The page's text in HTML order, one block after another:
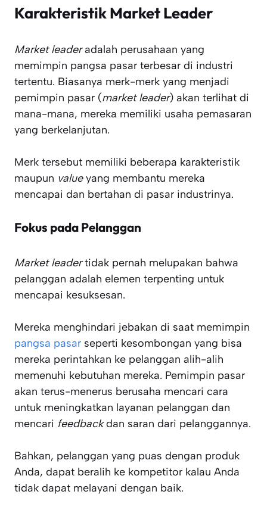
Karakteristik Market Leader
Market leaderadalah perusahaan yang
memimpin pangsa pasar terbesar di industri
tertentu. Biasanya merk-merk yang menjadi
pemimpin pasar (market leader) akan terlihat di
mana-mana, mereka memiliki usaha pemasaran
yang berkelanjutan.
Merk tersebut memiliki beberapa karakteristik
maupun valueyang membantu mereka
mencapai dan bertahan di pasar industrinya.
Fokus pada Pelanggan
Market leadertidak pernah melupakan bahwa
pelanggan adalah elemen terpenting untuk
mencapai kesuksesan.
Mereka menghindari jebakan di saat memimpin
pangsa pasar seperti kesombongan yang bisa
mereka perintahkan ke pelanggan alih-alih
memenuhi kebutuhan mereka. Pemimpin pasar
akan terus-menerus berusaha mencari cara
untuk meningkatkan layanan pelanggan dan
mencari feedbackdan saran dari pelanggannya.
Bahkan, pelanggan yang puas dengan produk
Anda, dapat beralih ke kompetitor kalau Anda
tidak dapat melayani dengan baik.